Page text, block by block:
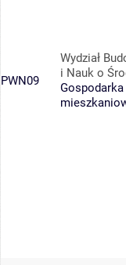
PWN09
Wydział
i Nauk o
Gospodarka